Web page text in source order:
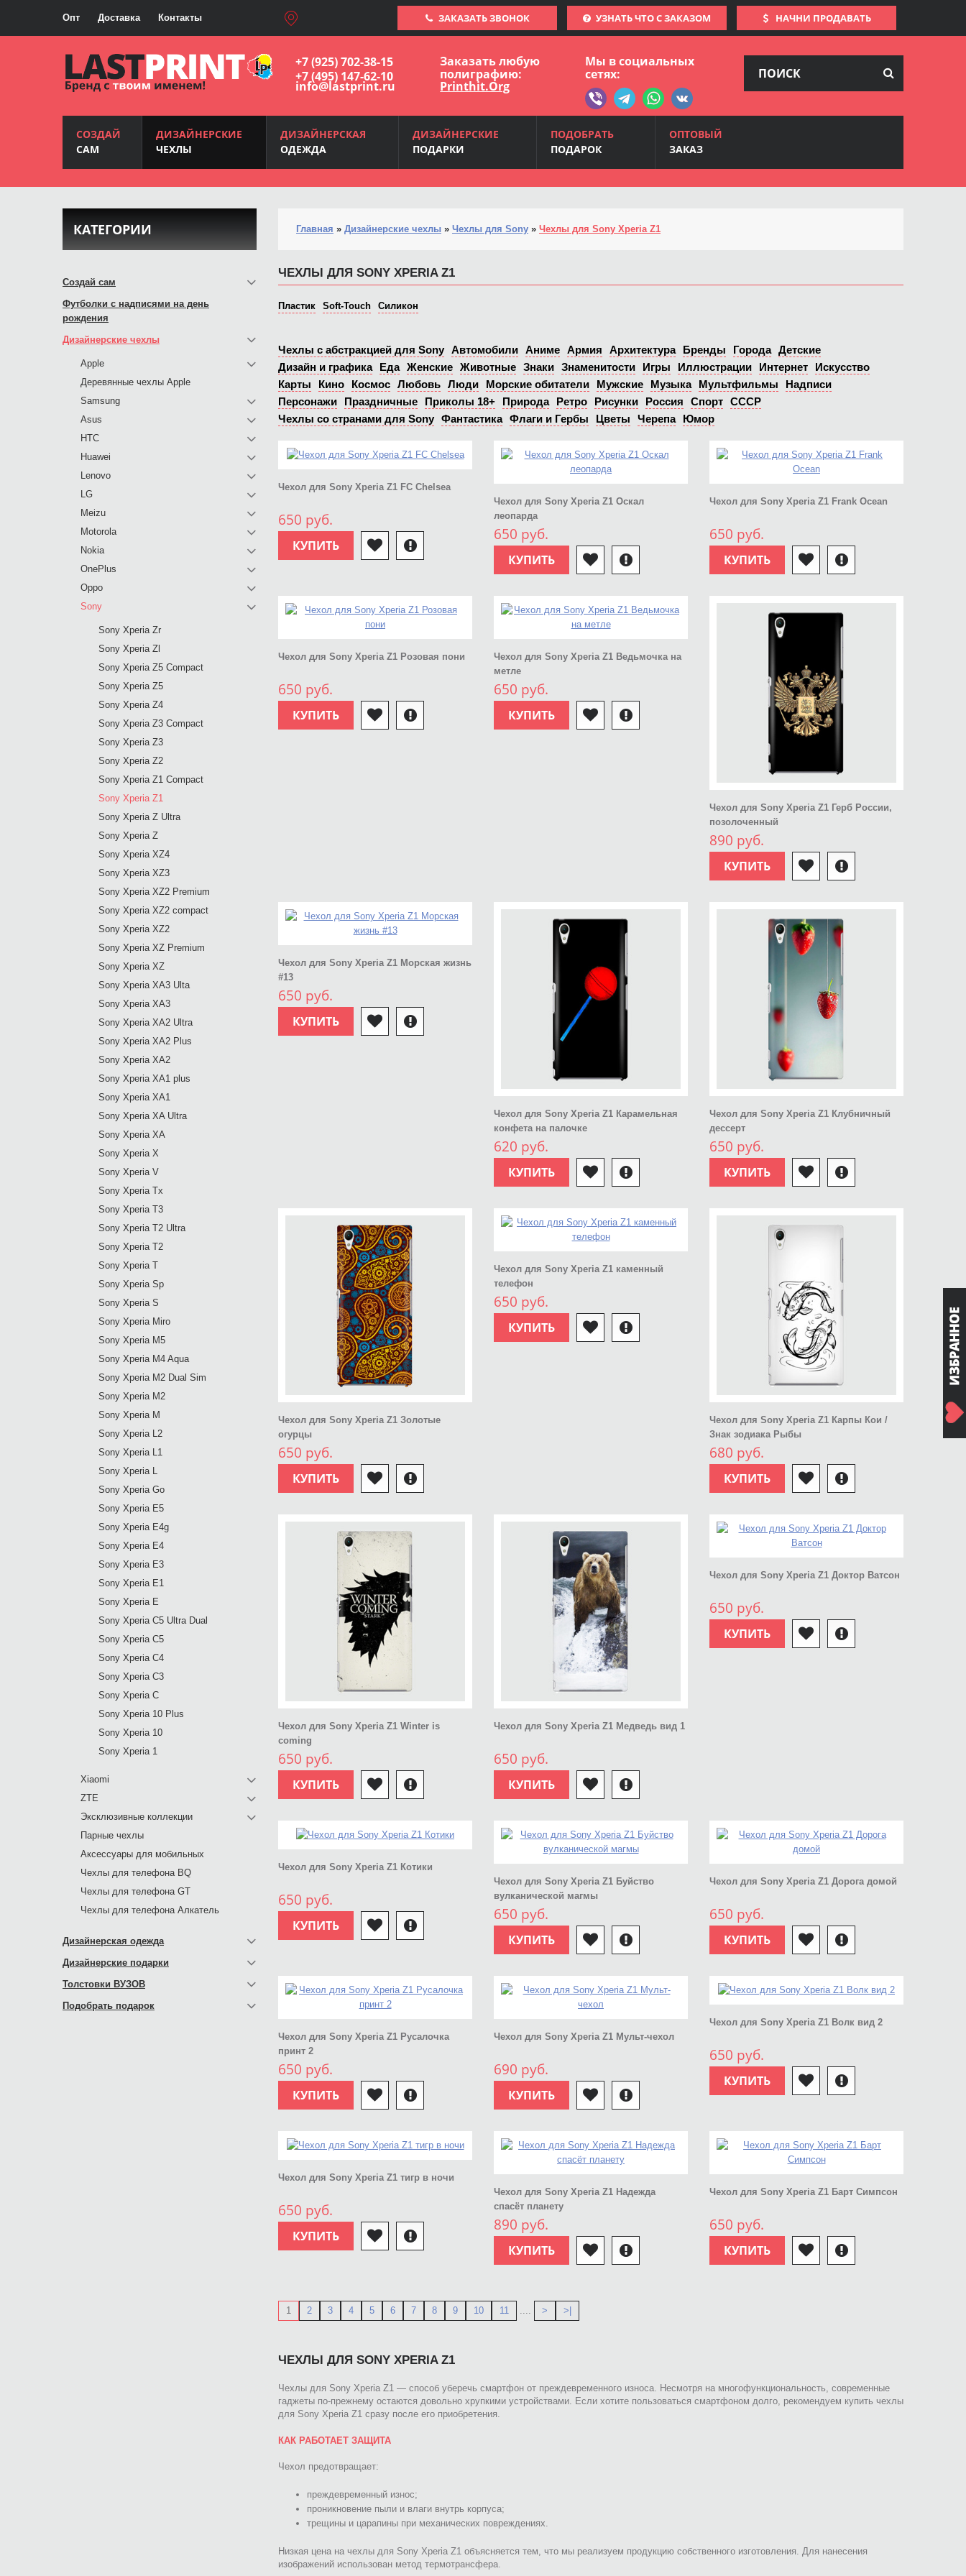
Опт Доставка Контакты ЗАКАЗАТЬ ЗВОНОК УЗНАТЬ ЧТО С ЗАКАЗОМ НАЧНИ ПРОДАВАТЬ
+7 (925) 702-38-15
+7 (495) 147-62-10
info@lastprint.ru
Заказать любую
полиграфию:
Printhit.Org
Мы в социальных
сетях:
СОЗДАЙ
САМ
ДИЗАЙНЕРСКИЕ
ЧЕХЛЫ
ДИЗАЙНЕРСКАЯ
ОДЕЖДА
ДИЗАЙНЕРСКИЕ
ПОДАРКИ
ПОДОБРАТЬ
ПОДАРОК
ОПТОВЫЙ
ЗАКАЗ
Главная » Дизайнерские чехлы » Чехлы для Sony » Чехлы для Sony Xperia Z1
ЧЕХЛЫ ДЛЯ SONY XPERIA Z1
Пластик Soft-Touch Силикон
Чехлы с абстракцией для Sony Автомобили Аниме Армия Архитектура Бренды Города Детские
Дизайн и графика
Еда Женские Животные Знаки Знаменитости Игры Иллюстрации Интернет
Искусство
Карты
Кино Космос Любовь Люди Морские обитатели Мужские Музыка Мультфильмы
Надписи
Персонажи
Праздничные Приколы 18+ Природа Ретро Рисунки Россия Спорт СССР
Чехлы со странами для Sony Фантастика Флаги и Гербы Цветы Черепа Юмор
Чехол для Sony Xperia Z1 FC Chelsea
650 руб.
КУПИТЬ
Чехол для Sony Xperia Z1 Оскал
леопарда
650 руб.
КУПИТЬ
Чехол для Sony Xperia Z1 Frank Ocean
650 руб.
КУПИТЬ
Чехол для Sony Xperia Z1 Розовая пони
650 руб.
КУПИТЬ
Чехол для Sony Xperia Z1 Ведьмочка на
метле
650 руб.
КУПИТЬ
Чехол для Sony Xperia Z1 Герб России,
позолоченный
890 руб.
КУПИТЬ
Чехол для Sony Xperia Z1 Морская жизнь
#13
650 руб.
КУПИТЬ
Чехол для Sony Xperia Z1 Карамельная
конфета на палочке
620 руб.
КУПИТЬ
Чехол для Sony Xperia Z1 Клубничный
дессерт
650 руб.
КУПИТЬ
Чехол для Sony Xperia Z1 Золотые
огурцы
650 руб.
КУПИТЬ
Чехол для Sony Xperia Z1 каменный
телефон
650 руб.
КУПИТЬ
Чехол для Sony Xperia Z1 Карпы Кои /
Знак зодиака Рыбы
680 руб.
КУПИТЬ
Чехол для Sony Xperia Z1 Winter is
coming
650 руб.
КУПИТЬ
Чехол для Sony Xperia Z1 Медведь вид 1
650 руб.
КУПИТЬ
Чехол для Sony Xperia Z1 Доктор Ватсон
650 руб.
КУПИТЬ
Чехол для Sony Xperia Z1 Котики
650 руб.
КУПИТЬ
Чехол для Sony Xperia Z1 Буйство
вулканической магмы
650 руб.
КУПИТЬ
Чехол для Sony Xperia Z1 Дорога домой
650 руб.
КУПИТЬ
Чехол для Sony Xperia Z1 Русалочка
принт 2
650 руб.
КУПИТЬ
Чехол для Sony Xperia Z1 Мульт-чехол
690 руб.
КУПИТЬ
Чехол для Sony Xperia Z1 Волк вид 2
650 руб.
КУПИТЬ
Чехол для Sony Xperia Z1 тигр в ночи
650 руб.
КУПИТЬ
Чехол для Sony Xperia Z1 Надежда
спасёт планету
890 руб.
КУПИТЬ
Чехол для Sony Xperia Z1 Барт Симпсон
650 руб.
КУПИТЬ
1 2 3 4 5 6 7 8 9 10 11 .... > >|
ЧЕХЛЫ ДЛЯ SONY XPERIA Z1
Чехлы для Sony Xperia Z1 — способ уберечь смартфон от преждевременного износа. Несмотря на многофункциональность, современные
гаджеты по-прежнему остаются довольно хрупкими устройствами. Если хотите пользоваться смартфоном долго, рекомендуем купить чехлы
для Sony Xperia Z1 сразу после его приобретения.
КАК РАБОТАЕТ ЗАЩИТА
Чехол предотвращает:
преждевременный износ;
проникновение пыли и влаги внутрь корпуса;
трещины и царапины при механических повреждениях.
Низкая цена на чехлы для Sony Xperia Z1 объясняется тем, что мы реализуем продукцию собственного изготовления. Для нанесения
изображений использован метод термотрансфера.
КАТЕГОРИИ
Создай сам
Футболки с надписями на день
рождения
Дизайнерские чехлы
Apple
Деревянные чехлы Apple
Samsung
Asus
HTC
Huawei
Lenovo
LG
Meizu
Motorola
Nokia
OnePlus
Oppo
Sony
Sony Xperia Zr
Sony Xperia Zl
Sony Xperia Z5 Compact
Sony Xperia Z5
Sony Xperia Z4
Sony Xperia Z3 Compact
Sony Xperia Z3
Sony Xperia Z2
Sony Xperia Z1 Compact
Sony Xperia Z1
Sony Xperia Z Ultra
Sony Xperia Z
Sony Xperia XZ4
Sony Xperia XZ3
Sony Xperia XZ2 Premium
Sony Xperia XZ2 compact
Sony Xperia XZ2
Sony Xperia XZ Premium
Sony Xperia XZ
Sony Xperia XA3 Ulta
Sony Xperia XA3
Sony Xperia XA2 Ultra
Sony Xperia XA2 Plus
Sony Xperia XA2
Sony Xperia XA1 plus
Sony Xperia XA1
Sony Xperia XA Ultra
Sony Xperia XA
Sony Xperia X
Sony Xperia V
Sony Xperia Tx
Sony Xperia T3
Sony Xperia T2 Ultra
Sony Xperia T2
Sony Xperia T
Sony Xperia Sp
Sony Xperia S
Sony Xperia Miro
Sony Xperia M5
Sony Xperia M4 Aqua
Sony Xperia M2 Dual Sim
Sony Xperia M2
Sony Xperia M
Sony Xperia L2
Sony Xperia L1
Sony Xperia L
Sony Xperia Go
Sony Xperia E5
Sony Xperia E4g
Sony Xperia E4
Sony Xperia E3
Sony Xperia E1
Sony Xperia E
Sony Xperia C5 Ultra Dual
Sony Xperia C5
Sony Xperia C4
Sony Xperia C3
Sony Xperia C
Sony Xperia 10 Plus
Sony Xperia 10
Sony Xperia 1
Xiaomi
ZTE
Эксклюзивные коллекции
Парные чехлы
Аксессуары для мобильных
Чехлы для телефона BQ
Чехлы для телефона GT
Чехлы для телефона Алкатель
Дизайнерская одежда
Дизайнерские подарки
Толстовки ВУЗОВ
Подобрать подарок